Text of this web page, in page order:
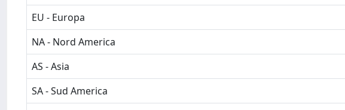
EU - Europa
NA - Nord America
AS - Asia
SA - Sud America